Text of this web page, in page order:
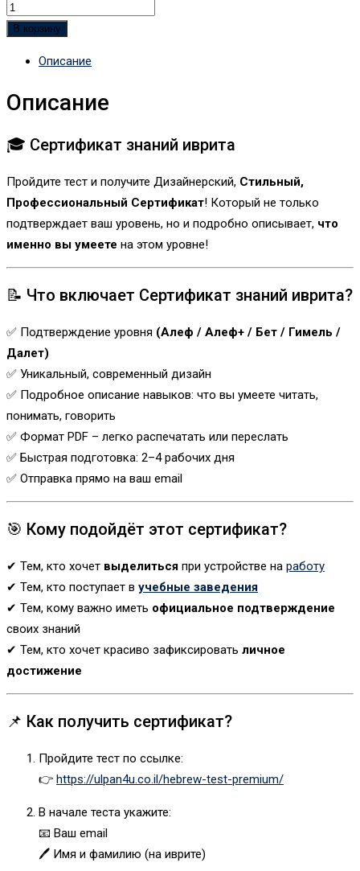
В корзину
Описание
Описание
🎓 Сертификат знаний иврита
Пройдите тест и получите Дизайнерский, Стильный,
Профессиональный Сертификат! Который не только
подтверждает ваш уровень, но и подробно описывает, что
именно вы умеете на этом уровне!
📝 Что включает Сертификат знаний иврита?
✅ Подтверждение уровня (Алеф / Алеф+ / Бет / Гимель /
Далет)
✅ Уникальный, современный дизайн
✅ Подробное описание навыков: что вы умеете читать,
понимать, говорить
✅ Формат PDF – легко распечатать или переслать
✅ Быстрая подготовка: 2–4 рабочих дня
✅ Отправка прямо на ваш email
🎯 Кому подойдёт этот сертификат?
✔ Тем, кто хочет выделиться при устройстве на работу
✔ Тем, кто поступает в учебные заведения
✔ Тем, кому важно иметь официальное подтверждение
своих знаний
✔ Тем, кто хочет красиво зафиксировать личное
достижение
📌 Как получить сертификат?
Пройдите тест по ссылке:
👉 https://ulpan4u.co.il/hebrew-test-premium/
В начале теста укажите:
📧 Ваш email
🖊 Имя и фамилию (на иврите)